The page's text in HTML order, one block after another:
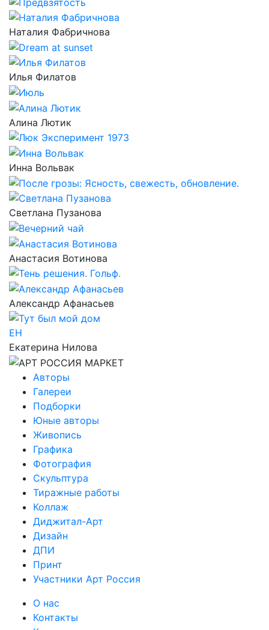
Наталия Фабричнова
Илья Филатов
Алина Лютик
Инна Вольвак
Светлана Пузанова
Анастасия Вотинова
Александр Афанасьев
ЕН
Екатерина Нилова
Авторы
Галереи
Подборки
Юные авторы
Живопись
Графика
Фотография
Скульптура
Тиражные работы
Коллаж
Диджитал-Арт
Дизайн
ДПИ
Принт
Участники Арт Россия
О нас
Контакты